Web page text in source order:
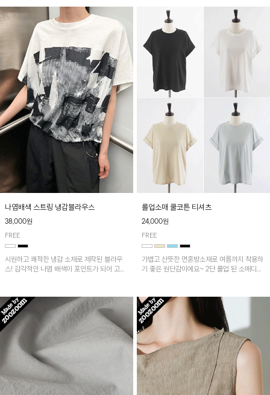
를 더해줍니다.
나염배색 스트링 냉감블라우스
38,000원
FREE
시원하고 쾌적한 냉감 소재로 제작된 블라우
스! 감각적인 나염 배색이 포인트가 되어 고급
착용 가능합니다~
롤업소매 쿨코튼 티셔츠
24,000원
FREE
가볍고 산뜻한 면혼방소재로 여름까지 착용하
기 좋은 원단감이에요~ 2단 롤업 된 소매디테